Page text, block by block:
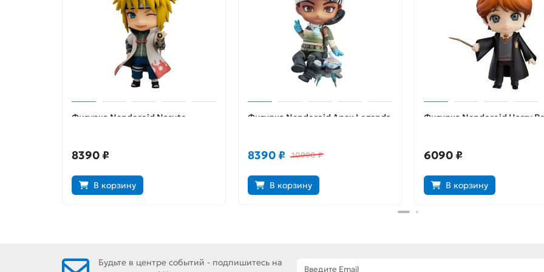
Фигурка Nendoroid Naruto
8390 ₽
В корзину
Фигурка Nendoroid Apex Legends
8390 ₽ 10990 ₽
В корзину
Фигурка Nendoroid Harry
6090 ₽
В корзину
Будьте в центре событий - подпишитесь на